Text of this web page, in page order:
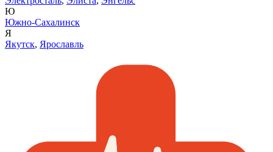
Ю
Южно-Сахалинск
Я
Якутск, Ярославль